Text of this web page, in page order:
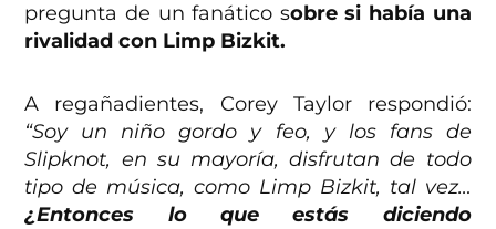
pregunta de un fanático sobre si había una
rivalidad con Limp Bizkit.
A regañadientes, Corey Taylor respondió:
“Soy un niño gordo y feo, y los fans de
Slipknot, en su mayoría, disfrutan de todo
tipo de música, como Limp Bizkit, tal vez…
¿Entonces lo que estás diciendo